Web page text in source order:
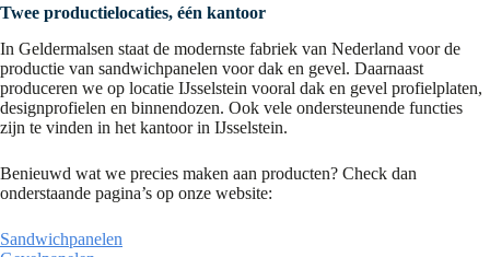
Twee productielocaties, één kantoor
In Geldermalsen staat de modernste fabriek van Nederland voor de
productie van sandwichpanelen voor dak en gevel. Daarnaast
produceren we op locatie IJsselstein vooral dak en gevel profielplaten,
designprofielen en binnendozen. Ook vele ondersteunende functies
zijn te vinden in het kantoor in IJsselstein.
Benieuwd wat we precies maken aan producten? Check dan
onderstaande pagina’s op onze website:
Sandwichpanelen